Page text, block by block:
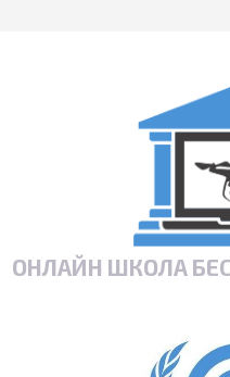
ОНЛАЙН ШКОЛА